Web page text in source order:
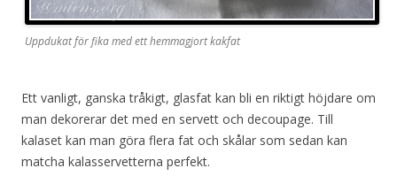
Uppdukat för fika med ett hemmagjort kakfat
Ett vanligt, ganska tråkigt, glasfat kan bli en riktigt höjdare om
man dekorerar det med en servett och decoupage. Till
kalaset kan man göra flera fat och skålar som sedan kan
matcha kalasservetterna perfekt.